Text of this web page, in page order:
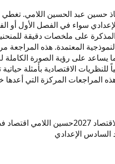
للامتحانات. تحتوي المذكرة
الأسئلة الوزارية والحلول النموذجية
على رؤية الصورة
التطبيقية لكل درس. تجد في حسين اللامي مادة
المراجعات المركزة التي
2027 حسين اللامي اقتصاد
السادس الإعدادي